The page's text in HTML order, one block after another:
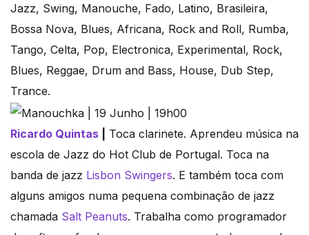
Jazz, Swing, Manouche, Fado, Latino, Brasileira,
Bossa Nova, Blues, Africana, Rock and Roll, Rumba,
Tango, Celta, Pop, Electronica, Experimental, Rock,
Blues, Reggae, Drum and Bass, House, Dub Step,
Trance.
Ricardo Quintas
Toca clarinete. Aprendeu música na
escola de Jazz do Hot Club de Portugal. Toca na
banda de jazz Lisbon Swingers. E também toca com
alguns amigos numa pequena combinação de jazz
chamada Salt Peanuts. Trabalha como programador